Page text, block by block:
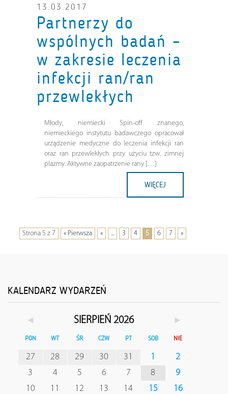
13.03.2017
Partnerzy do
wspólnych badań –
w zakresie leczenia
infekcji ran/ran
przewlekłych
Młody, niemiecki Spin-off znanego,
niemieckiego instytutu badawczego opracował
urządzenie medyczne do leczenia infekcji ran
oraz ran przewlekłych przy użyciu tzw. zimnej
plazmy. Aktywne zaopatrzenie rany […]
WIĘCEJ
Strona 5 z 7 « Pierwsza « ... 3 4 5 6 7 »
KALENDARZ WYDARZEŃ
◄ SIERPIEŃ 2026 ►
PON WT ŚR CZW PT SOB NIE
27 28 29 30 31 1
2
3
4 5 6 7 8
9
10
11 12 13 14 15
16